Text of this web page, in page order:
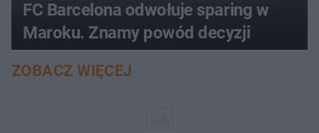
FC Barcelona odwołuje sparing w
Maroku. Znamy powód decyzji
ZOBACZ WIĘCEJ